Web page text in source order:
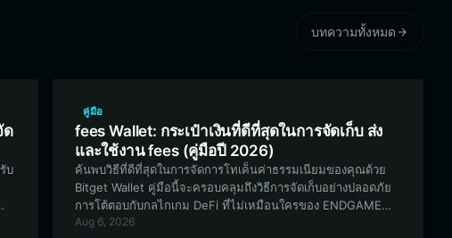
บทความทั้งหมด
ด
บ
คู่มือ
fees Wallet: กระเป๋าเงินที่ดีที่สุดในการจัดเก็บ ส่ง
และใช้งาน fees (คู่มือปี 2026)
ค้นพบวิธีที่ดีที่สุดในการจัดการโทเค็นค่าธรรมเนียมของคุณด้วย
Bitget Wallet คู่มือนี้จะครอบคลุมถึงวิธีการจัดเก็บอย่างปลอดภัย
การโต้ตอบกับกลไกเกม DeFi ที่ไม่เหมือนใครของ ENDGAME
และการใช้ประโยชน์จากโครงสร้างพื้นฐานที่รองรับ EVM อัน
Aug 6, 2026